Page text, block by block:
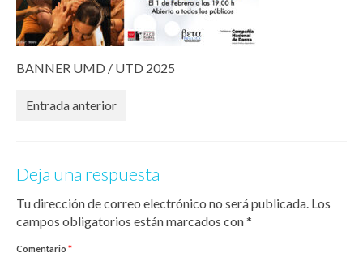
Noticias
BANNER UMD / UTD 2025
Entrada anterior
Deja una respuesta
Tu dirección de correo electrónico no será publicada. Los
campos obligatorios están marcados con*
Comentario *